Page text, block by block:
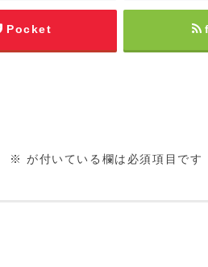
Pocket
※ が付いている欄は必須項目です